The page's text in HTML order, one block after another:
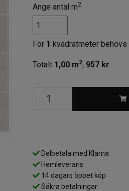
Ange antal m2
För 1 kvadratmeter behövs
Totalt 1,00m2, 957 kr.
Delbetala med Klarna
Hemleverans
14 dagars öppet köp
Säkra betalningar